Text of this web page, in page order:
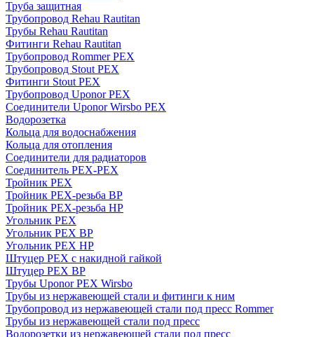
Труба защитная
Трубопровод Rehau Rautitan
Трубы Rehau Rautitan
Фитинги Rehau Rautitan
Трубопровод Rommer PEX
Трубопровод Stout PEX
Фитинги Stout PEX
Трубопровод Uponor PEX
Соединители Uponor Wirsbo PEX
Водорозетка
Кольца для водоснабжения
Кольца для отопления
Соединители для радиаторов
Соединитель PEX-PEX
Тройник PEX
Тройник PEX-резьба ВР
Тройник PEX-резьба НР
Угольник PEX
Угольник PEX ВР
Угольник PEX НР
Штуцер PEX c накидной гайкой
Штуцер PEX ВР
Трубы Uponor PEX Wirsbo
Трубы из нержавеющей стали и фитинги к ним
Трубопровод из нержавеющей стали под пресс Rommer
Трубы из нержавеющей стали под пресс
Водорозетки из нержавеющей стали под пресс